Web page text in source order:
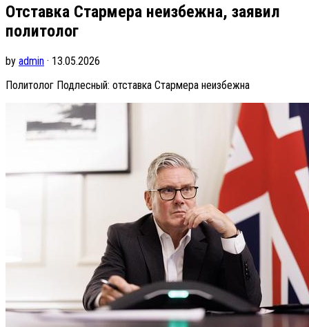
Отставка Стармера неизбежна, заявил
политолог
by admin · 13.05.2026
Политолог Подлесный: отставка Стармера неизбежна